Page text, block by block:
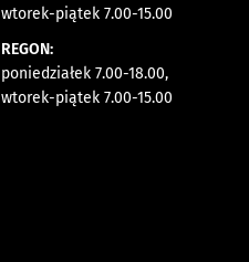
wtorek-piątek 7.00-15.00
REGON:
poniedziałek 7.00-18.00,
wtorek-piątek 7.00-15.00